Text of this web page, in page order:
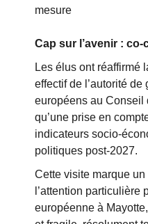
mesure
Cap sur l’avenir :
Les élus ont réaffirmé
effectif de l’autorité
européens au Conseil
qu’une prise en
indicateurs socio-
politiques post-2027.
Cette visite marque
l’attention particulière
européenne à